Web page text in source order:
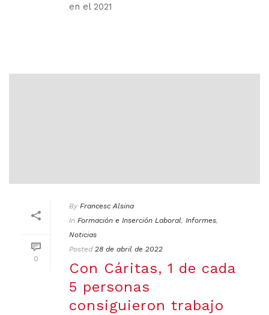
en el 2021
0
By Francesc Alsina
In Formación e Inserción Laboral, Informes,
Noticias
Posted 28 de abril de 2022
Con Cáritas, 1 de cada
5 personas
consiguieron trabajo